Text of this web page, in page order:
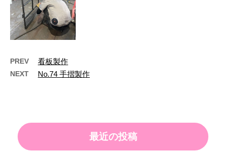
PREV 看板製作
NEXT No.74 手摺製作
最近の投稿